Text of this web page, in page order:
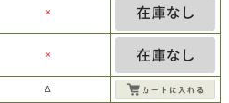
×
×
Δ